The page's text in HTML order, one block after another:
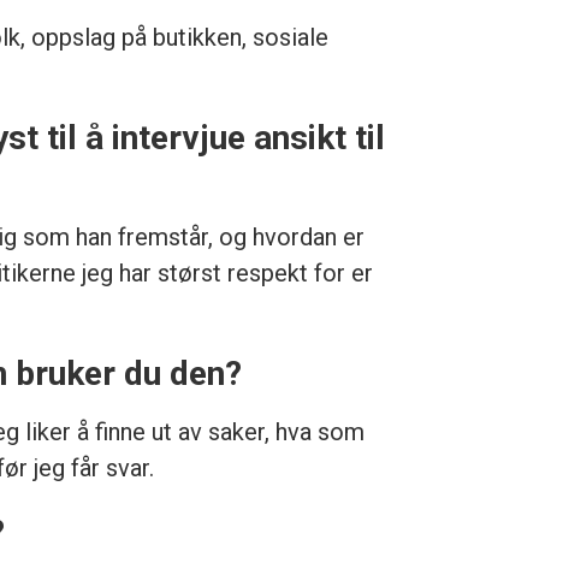
oppslag på butikken, sosiale
til å intervjue ansikt til
som han fremstår, og hvordan er
jeg har størst respekt for er
du den?
liker å finne ut av saker, hva som
jeg får svar.